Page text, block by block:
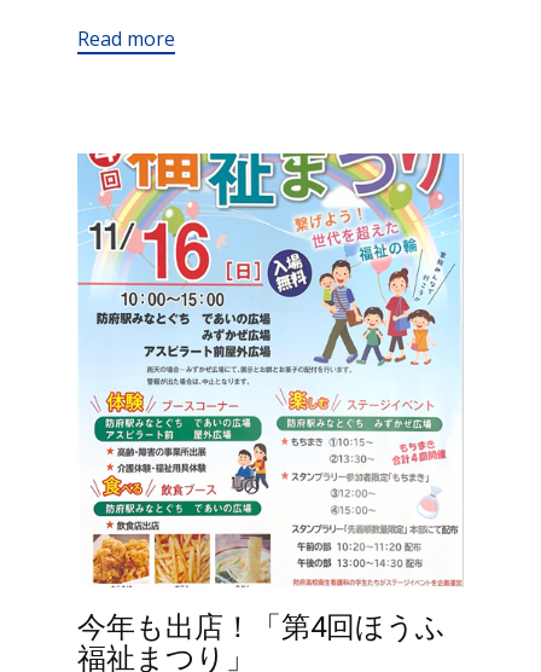
Read more
今年も出店！「第4回ほうふ
福祉まつり」